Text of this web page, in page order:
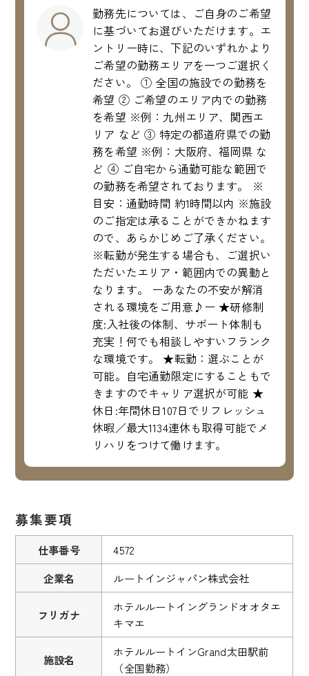
勤務先については、ご自身のご希望
に基づいてお選びいただけます。エ
ントリー時に、下記のいずれかより
ご希望の勤務エリアを一つご選択く
ださい。 ① 全国の施設での勤務を
希望 ② ご希望のエリア内での勤務
を希望 ※例：九州エリア、関西エ
リア など ③ 特定の都道府県での勤
務を希望 ※例：大阪府、福岡県 な
ど ④ ご自宅から通勤可能な範囲で
の勤務を希望されております。 ※
目安：通勤時間 約1時間以内 ※施設
のご指定は承ることができかねます
ので、あらかじめご了承ください。
※転勤が発生する場合も、ご選択い
ただいたエリア・範囲内での異動と
なります。 ーあなたの不安が解消
される環境をご用意♪ー ★研修制
度:入社後の体制、サポート体制も
充実！何でも相談しやすいフランク
な環境です。 ★転勤：選ぶことが
可能。自宅通勤限定にすることもで
きますのでキャリア選択が可能 ★
休日:年間休日107日でリフレッシュ
休暇／最大1134連休も取得可能でメ
リハリをつけて働けます。
募集要項
仕事番号
4572
企業名
ルートインジャパン株式会社
フリガナ
ホテルルートイングランドオオタエ
キマエ
施設名
ホテルルートインGrand太田駅前
（全国勤務）